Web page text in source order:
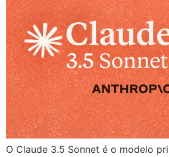
O Claude 3.5 Sonnet é o modelo